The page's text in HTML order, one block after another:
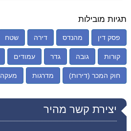
תגיות מובילות
פסק דין מהנדס דירה שטח
קורות גובה גדר עמודים
חוק המכר (דירות) מדרגות מעקה
יצירת קשר מהיר